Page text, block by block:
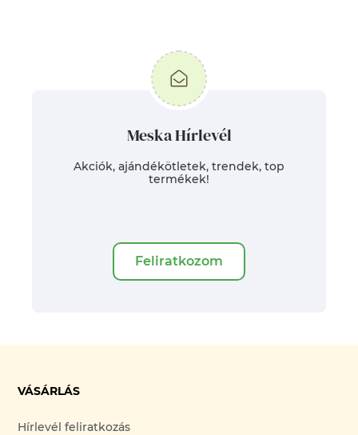
Meska Hírlevél
Akciók, ajándékötletek, trendek, top
termékek!
Feliratkozom
VÁSÁRLÁS
Hírlevél feliratkozás